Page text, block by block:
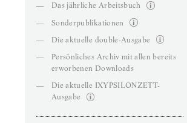
—
Das jährliche Arbeitsbuch
—
Sonderpublikationen
—
Die aktuelle double-Ausgabe
—
Persönliches Archiv mit allen bereits
erworbenen Downloads
—
Die aktuelle IXYPSILONZETT-
Ausgabe